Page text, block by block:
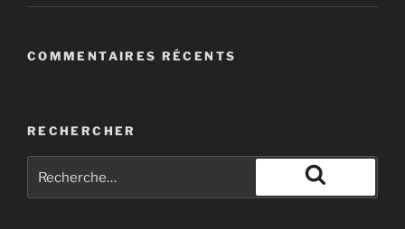
COMMENTAIRES RÉCENTS
RECHERCHER